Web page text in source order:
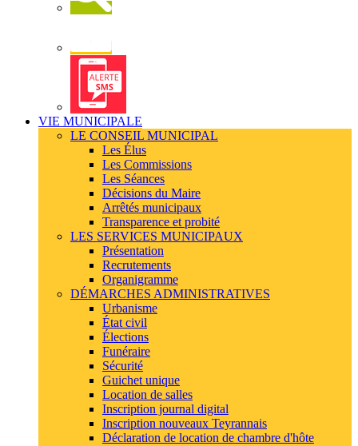
Alerte
SMS
VIE MUNICIPALE
LE CONSEIL MUNICIPAL
Les Élus
Les Commissions
Les Séances
Décisions du Maire
Arrêtés municipaux
Transparence et probité
LES SERVICES MUNICIPAUX
Présentation
Recrutements
Organigramme
DÉMARCHES ADMINISTRATIVES
Urbanisme
État civil
Élections
Funéraire
Sécurité
Guichet unique
Location de salles
Inscription journal digital
Inscription nouveaux Teyrannais
Déclaration de location de chambre d'hôte